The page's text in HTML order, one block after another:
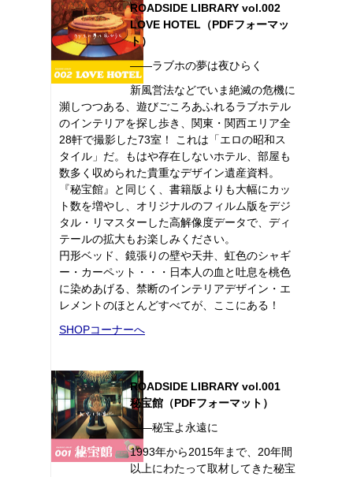
ROADSIDE LIBRARY vol.002
LOVE HOTEL（PDFフォーマッ
ト）
――ラブホの夢は夜ひらく
新風営法などでいま絶滅の危機に
瀕しつつある、遊びごころあふれるラブホテル
のインテリアを探し歩き、関東・関西エリア全
28軒で撮影した73室！ これは「エロの昭和ス
タイル」だ。もはや存在しないホテル、部屋も
数多く収められた貴重なデザイン遺産資料。
『秘宝館』と同じく、書籍版よりも大幅にカッ
ト数を増やし、オリジナルのフィルム版をデジ
タル・リマスターした高解像度データで、ディ
テールの拡大もお楽しみください。
円形ベッド、鏡張りの壁や天井、虹色のシャギ
ー・カーペット・・・日本人の血と吐息を桃色
に染めあげる、禁断のインテリアデザイン・エ
レメントのほとんどすべてが、ここにある！
SHOPコーナーへ
ROADSIDE LIBRARY vol.001
秘宝館（PDFフォーマット）
――秘宝よ永遠に
1993年から2015年まで、20年間
以上にわたって取材してきた秘宝